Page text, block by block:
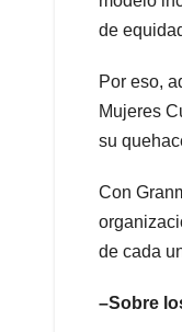
de
Por eso,
Mujeres
su
Con
de cada
–Sobre